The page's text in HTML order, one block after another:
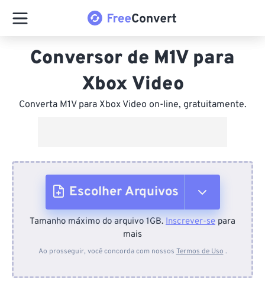
Conversor de M1V para
Xbox Video
Converta M1V para Xbox Video on-line, gratuitamente.
Escolher Arquivos
Do dispositivo
Tamanho máximo do arquivo 1GB. Inscrever-se para
mais
Ao prosseguir, você concorda com nossos Termos de Uso .